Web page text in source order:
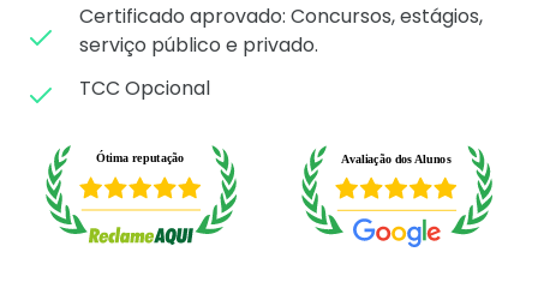
Certificado aprovado: Concursos, estágios,
serviço público e privado.
TCC Opcional